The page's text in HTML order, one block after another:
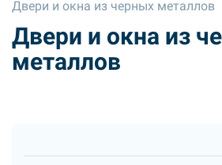
Двери и окна из черных металлов
Двери и окна из
металлов